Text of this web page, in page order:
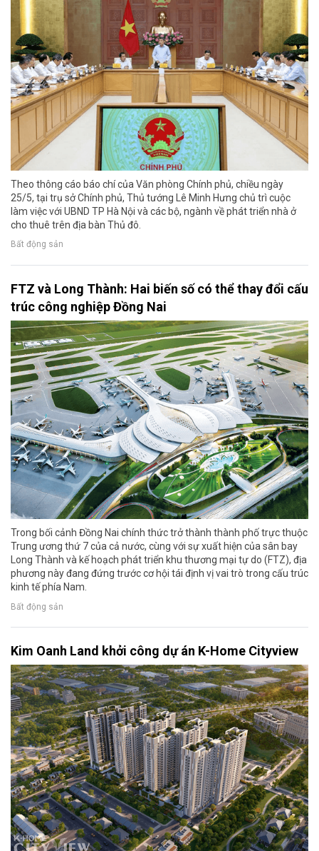
Theo thông cáo báo chí của Văn phòng Chính phủ, chiều ngày
25/5, tại trụ sở Chính phủ, Thủ tướng Lê Minh Hưng chủ trì cuộc
làm việc với UBND TP Hà Nội và các bộ, ngành về phát triển nhà ở
cho thuê trên địa bàn Thủ đô.
Bất động sản
FTZ và Long Thành: Hai biến số có thể thay đổi cấu
trúc công nghiệp Đồng Nai
Trong bối cảnh Đồng Nai chính thức trở thành thành phố trực thuộc
Trung ương thứ 7 của cả nước, cùng với sự xuất hiện của sân bay
Long Thành và kế hoạch phát triển khu thương mại tự do (FTZ), địa
phương này đang đứng trước cơ hội tái định vị vai trò trong cấu trúc
kinh tế phía Nam.
Bất động sản
Kim Oanh Land khởi công dự án K-Home Cityview